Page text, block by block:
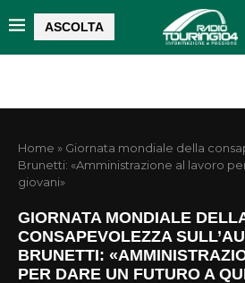
ASCOLTA
Home » Giornata mondiale della
Brunetti: «Amministrazione al lavoro
giovani»
GIORNATA MONDIALE
CONSAPEVOLEZZA
BRUNETTI:
PER DARE UN FUTURO A